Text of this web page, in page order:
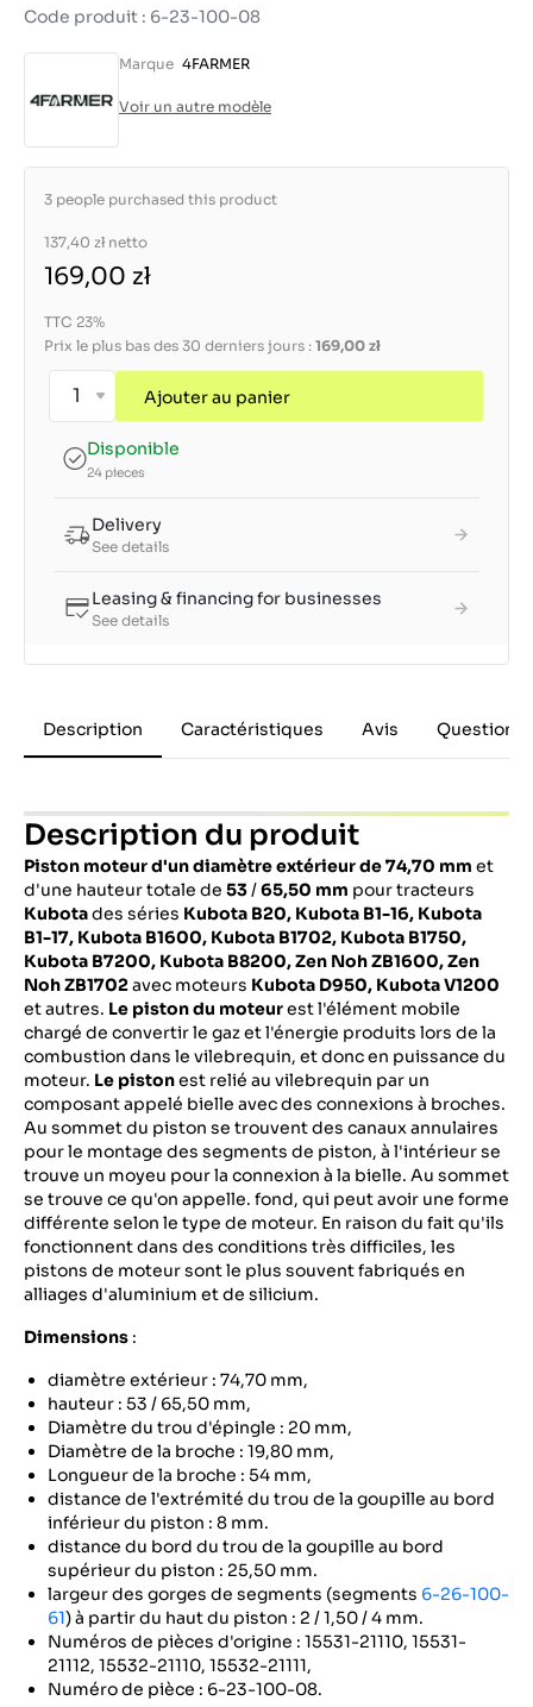
Code produit : 6-23-100-08
Marque 4FARMER
Voir un autre modèle
3 people purchased this product
137,40 zł netto
169,00 zł
TTC 23%
Prix le plus bas des 30 derniers jours : 169,00 zł
Ajouter au panier
Disponible
24 pieces
Delivery
See details
Leasing & financing for businesses
See details
Description Caractéristiques Avis Questions
Description du produit
Piston moteur d'un diamètre extérieur de74,70 mm et
d'une hauteur totale de 53/65,50 mm pour tracteurs
Kubotades séries Kubota B20, Kubota B1-16, Kubota
B1-17, Kubota B1600, Kubota B1702, Kubota B1750,
Kubota B7200, Kubota B8200, Zen Noh ZB1600,Zen
Noh ZB1702avec moteurs Kubota D950, KubotaV1200
et autres. Le piston du moteurest l'élément mobile
chargé de convertir le gaz et l'énergie produits lors de la
combustion dans le vilebrequin, et donc en puissance du
moteur. Le pistonest relié au vilebrequin par un
composant appelé bielle avec des connexions à broches.
Au sommet du piston se trouvent des canaux annulaires
pour le montage des segments de piston, à l'intérieur se
trouve un moyeu pour la connexion à la bielle. Au sommet
se trouve ce qu'on appelle. fond, qui peut avoir une forme
différente selon le type de moteur. En raison du fait qu'ils
fonctionnent dans des conditions très difficiles, les
pistons de moteur sont le plus souvent fabriqués en
alliages d'aluminium et de silicium.
Dimensions :
diamètre extérieur : 74,70 mm,
hauteur : 53 / 65,50 mm,
Diamètre du trou d'épingle : 20 mm,
Diamètre de la broche : 19,80 mm,
Longueur de la broche : 54 mm,
distance de l'extrémité du trou de la goupille au bord
inférieur du piston : 8 mm.
distance du bord du trou de la goupille au bord
supérieur du piston : 25,50 mm.
largeur des gorges de segments (segments 6-26-100-
61) à partir du haut du piston : 2 / 1,50 / 4 mm.
Numéros de pièces d'origine : 15531-21110, 15531-
21112, 15532-21110, 15532-21111,
Numéro de pièce : 6-23-100-08.